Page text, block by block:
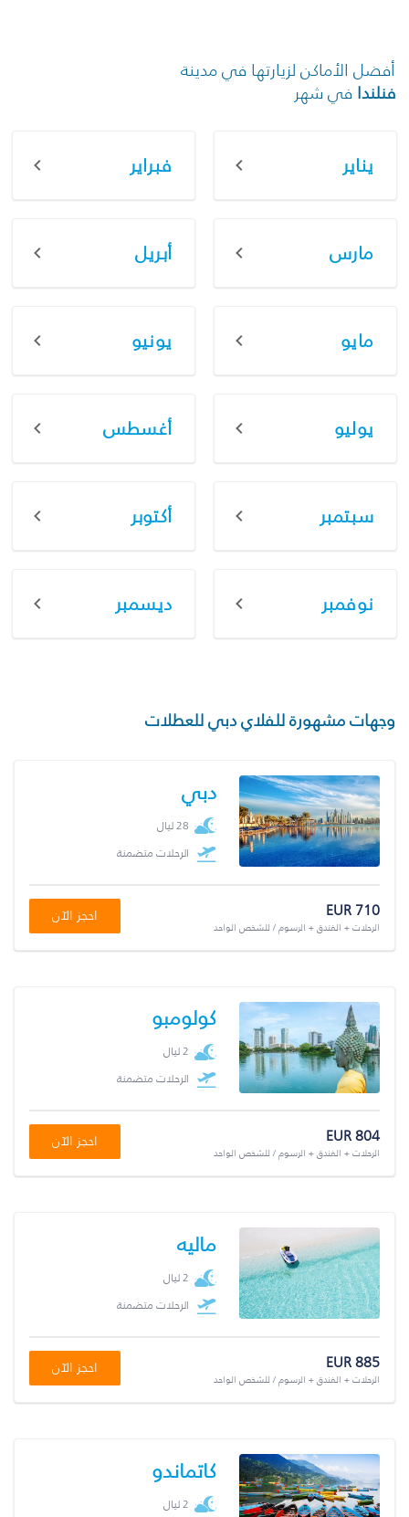
أفضل الأماكن لزيارتها في مدينة
فنلندا في شهر
يناير فبراير
مارس أبريل
مايو يونيو
يوليو أغسطس
سبتمبر أكتوبر
نوفمبر ديسمبر
وجهات مشهورة للفلاي دبي للعطلات
دبي
28 ليال
الرحلات متضمنة
EUR 710
الرحلات + الفندق + الرسوم / للشخص الواحد
احجز الآن
كولومبو
2 ليال
الرحلات متضمنة
EUR 804
الرحلات + الفندق + الرسوم / للشخص الواحد
احجز الآن
ماليه
2 ليال
الرحلات متضمنة
EUR 885
الرحلات + الفندق + الرسوم / للشخص الواحد
احجز الآن
كاتماندو
2 ليال